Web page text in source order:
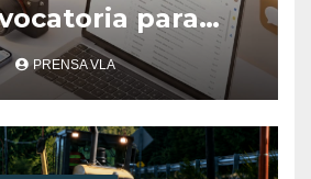
para
de
Prensa y
PRENSA VLA